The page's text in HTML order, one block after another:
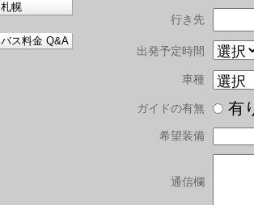
行き先
出発予定時間
車種
ガイドの有無
希望装備
通信欄
札幌
バス料金 Q&A